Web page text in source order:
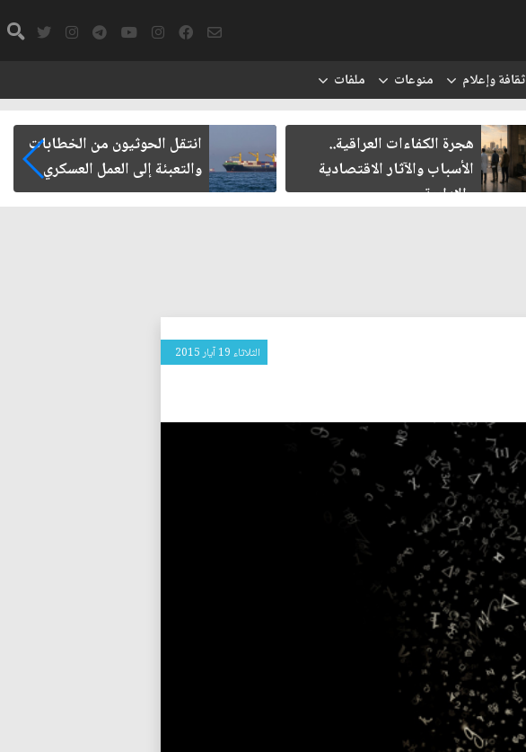
ثقافة وإعلام منوعات ملفات
هجرة الكفاءات العراقية..
الأسباب والآثار الاقتصادية
والإدارية
انتقل الحوثيون من الخطابات
والتعبئة إلى العمل العسكري
الثلاثاء 19 آيار 2015